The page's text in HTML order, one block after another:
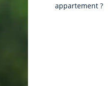
appartement ?